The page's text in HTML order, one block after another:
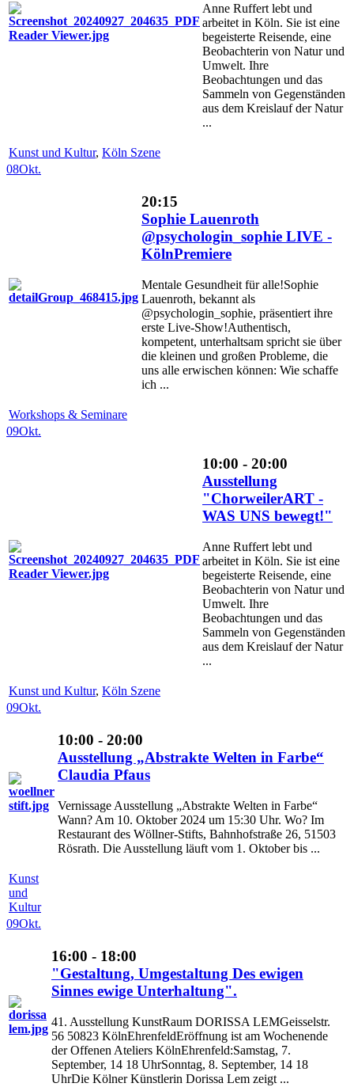
Anne Ruffert lebt und
arbeitet in Köln. Sie ist eine
begeisterte Reisende, eine
Beobachterin von Natur und
Umwelt. Ihre
Beobachtungen und das
Sammeln von Gegenständen
aus dem Kreislauf der Natur
...
Kunst und Kultur, Köln Szene
08Okt.
20:15
Sophie Lauenroth
@psychologin_sophie LIVE -
KölnPremiere
Mentale Gesundheit für alle!Sophie
Lauenroth, bekannt als
@psychologin_sophie, präsentiert ihre
erste Live-Show!Authentisch,
kompetent, unterhaltsam spricht sie über
die kleinen und großen Probleme, die
uns alle erwischen können: Wie schaffe
ich ...
Workshops & Seminare
09Okt.
10:00 - 20:00
Ausstellung
"ChorweilerART -
WAS UNS bewegt!"
Anne Ruffert lebt und
arbeitet in Köln. Sie ist eine
begeisterte Reisende, eine
Beobachterin von Natur und
Umwelt. Ihre
Beobachtungen und das
Sammeln von Gegenständen
aus dem Kreislauf der Natur
...
Kunst und Kultur, Köln Szene
09Okt.
10:00 - 20:00
Ausstellung „Abstrakte Welten in Farbe“
Claudia Pfaus
Vernissage Ausstellung „Abstrakte Welten in Farbe“
Wann? Am 10. Oktober 2024 um 15:30 Uhr. Wo? Im
Restaurant des Wöllner-Stifts, Bahnhofstraße 26, 51503
Rösrath. Die Ausstellung läuft vom 1. Oktober bis ...
Kunst
und
Kultur
09Okt.
16:00 - 18:00
"Gestaltung, Umgestaltung Des ewigen
Sinnes ewige Unterhaltung".
41. Ausstellung KunstRaum DORISSA LEMGeisselstr.
56 50823 KölnEhrenfeldEröffnung ist am Wochenende
der Offenen Ateliers KölnEhrenfeld:Samstag, 7.
September, 14 18 UhrSonntag, 8. September, 14 18
UhrDie Kölner Künstlerin Dorissa Lem zeigt ...